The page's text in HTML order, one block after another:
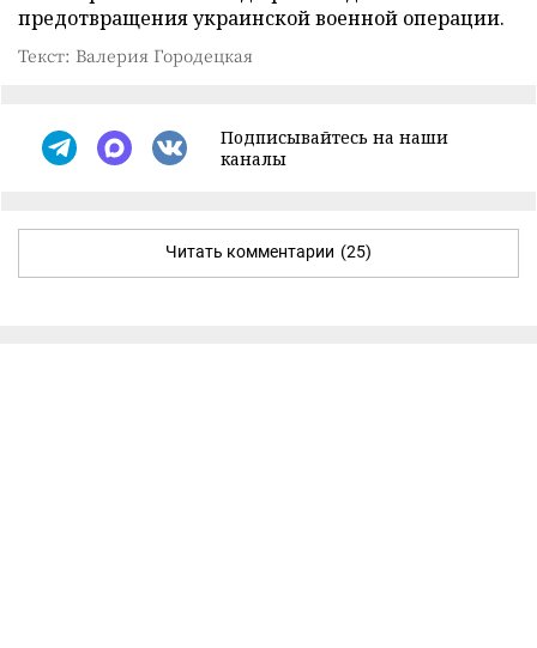
предотвращения украинской военной операции.
Текст: Валерия Городецкая
Подписывайтесь на наши
каналы
Читать комментарии (25)